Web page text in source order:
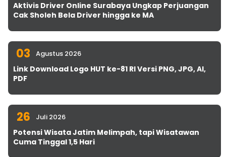
Aktivis Driver Online Surabaya Ungkap Perjuangan
Cak Sholeh Bela Driver hingga ke MA
03 Agustus 2026
Link Download Logo HUT ke-81 RI Versi PNG, JPG, AI,
PDF
26 Juli 2026
Potensi Wisata Jatim Melimpah, tapi Wisatawan
Cuma Tinggal 1,5 Hari